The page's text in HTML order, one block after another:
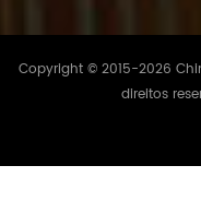
Copyright © 2015-2026
direitos